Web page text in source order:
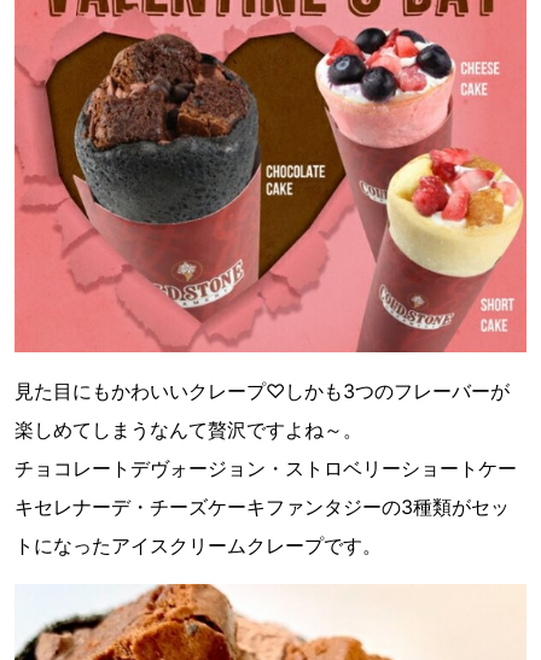
見た目にもかわいいクレープ♡しかも3つのフレーバーが
楽しめてしまうなんて贅沢ですよね～。
チョコレートデヴォージョン・ストロベリーショートケー
キセレナーデ・チーズケーキファンタジーの3種類がセッ
トになったアイスクリームクレープです。